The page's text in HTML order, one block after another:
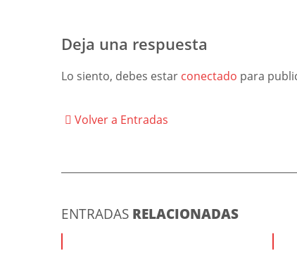
Deja una respuesta
Lo siento, debes estar conectado para
Volver a Entradas
ENTRADAS RELACIONADAS